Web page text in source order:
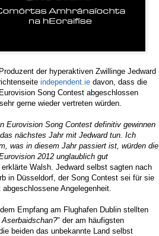
der hyperaktiven Zwillinge Jedward
independent.ie davon, dass die
Song Contest abgeschlossen
gerne wieder vertreten würden.
Eurovision Song Contest definitiv gewinnen
nächstes Jahr mit Jedward tun. Ich
was in diesem Jahr passiert ist, würden die
2012 unglaublich gut
erklärte Walsh. Jedward selbst sagten nach
in Düsseldorf, der Song Contest sei für sie
Angelegenheit.
Empfang am Flughafen Dublin stellten
" der am häufigsten
beiden das unbekannte Land selbst